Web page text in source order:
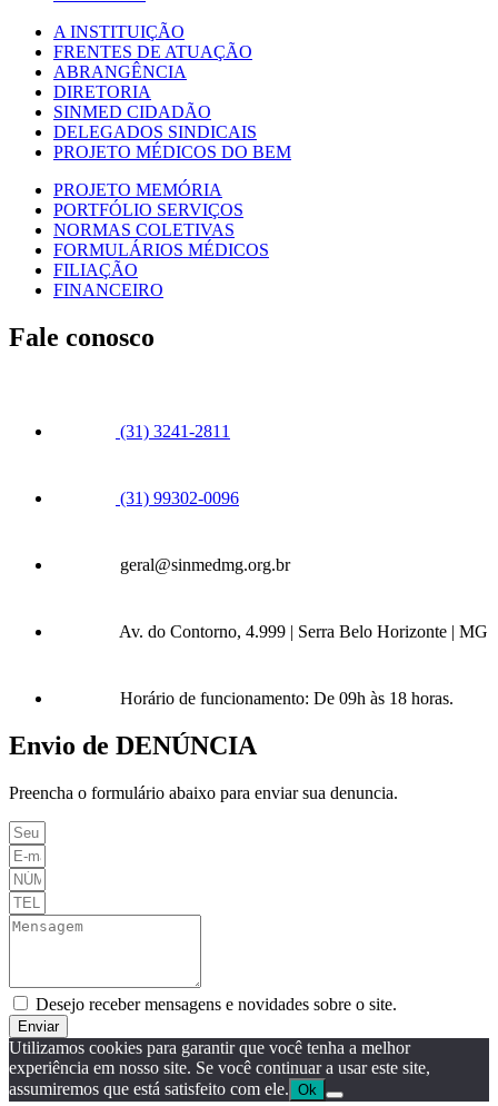
A INSTITUIÇÃO
FRENTES DE ATUAÇÃO
ABRANGÊNCIA
DIRETORIA
SINMED CIDADÃO
DELEGADOS SINDICAIS
PROJETO MÉDICOS DO BEM
PROJETO MEMÓRIA
PORTFÓLIO SERVIÇOS
NORMAS COLETIVAS
FORMULÁRIOS MÉDICOS
FILIAÇÃO
FINANCEIRO
Fale conosco
(31) 3241-2811
(31) 99302-0096
geral@sinmedmg.org.br
Av. do Contorno, 4.999 | Serra Belo Horizonte | MG
Horário de funcionamento: De 09h às 18 horas.
Envio de DENÚNCIA
Preencha o formulário abaixo para enviar sua denuncia.
Desejo receber mensagens e novidades sobre o site.
Enviar
Utilizamos cookies para garantir que você tenha a melhor
experiência em nosso site. Se você continuar a usar este site,
assumiremos que está satisfeito com ele. Ok